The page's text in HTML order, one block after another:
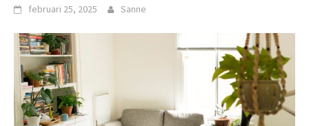
februari 25, 2025 Sanne